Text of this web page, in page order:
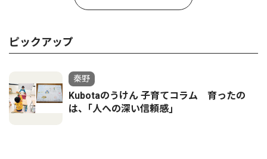
ピックアップ
秦野
Kubotaのうけん 子育てコラム 育ったの
は、｢人への深い信頼感｣